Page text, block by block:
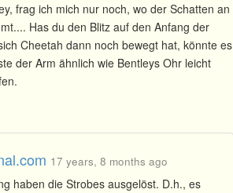
frag ich mich nur noch, wo der Schatten an
Has du den Blitz auf den Anfang der
Cheetah dann noch bewegt hat, könnte es
der Arm ähnlich wie Bentleys Ohr leicht
17 years, 8 months ago
haben die Strobes ausgelöst. D.h., es